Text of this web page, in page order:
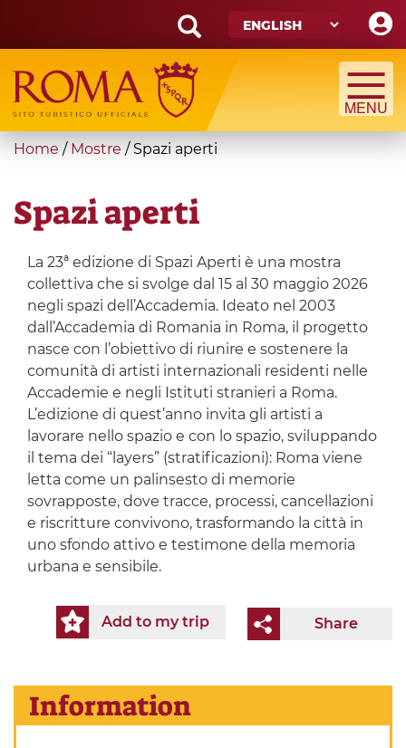
main
content
Search
form
Search
You
here
Home / Mostre /Spazi aperti
Spazi aperti
La 23ª edizione di Spazi Aperti è una mostra
collettiva che si svolge dal 15 al 30 maggio 2026
negli spazi dell’Accademia. Ideato nel 2003
dall’Accademia di Romania in Roma, il progetto
nasce con l’obiettivo di riunire e sostenere la
comunità di artisti internazionali residenti nelle
Accademie e negli Istituti stranieri a Roma.
L’edizione di quest’anno invita gli artisti a
lavorare nello spazio e con lo spazio, sviluppando
il tema dei “layers” (stratificazioni): Roma viene
letta come un palinsesto di memorie
sovrapposte, dove tracce, processi, cancellazioni
e riscritture convivono, trasformando la città in
uno sfondo attivo e testimone della memoria
urbana e sensibile.
Share
Add to my trip
Information